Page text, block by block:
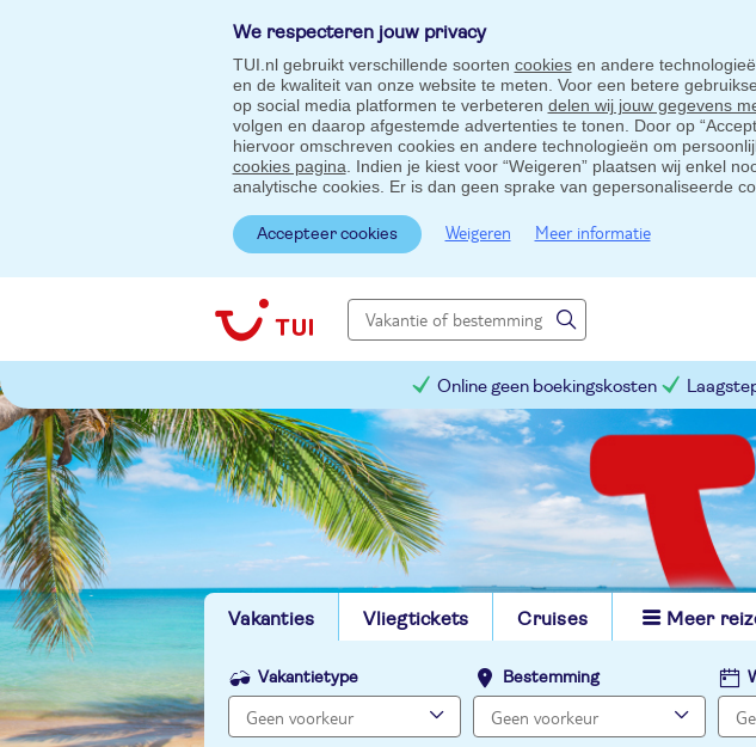
We respecteren jouw privacy
TUI.nl gebruikt verschillende soorten cookiesen andere
en de kwaliteit van onze website te meten. Voor een betere
op social media platformen te verbeteren delen wij jouw gegevens
volgen en daarop afgestemde advertenties te tonen. Door op
hiervoor omschreven cookies en andere technologieën om
cookies pagina . Indien je kiest voor “Weigeren” plaatsen wij enkel
analytische cookies. Er is dan geen sprake van gepersonaliseerde
Accepteer cookies Weigeren Meer informatie
Online geen boekingskosten
Vakanties Vliegtickets Cruises Meer
Vakantietype Bestemming